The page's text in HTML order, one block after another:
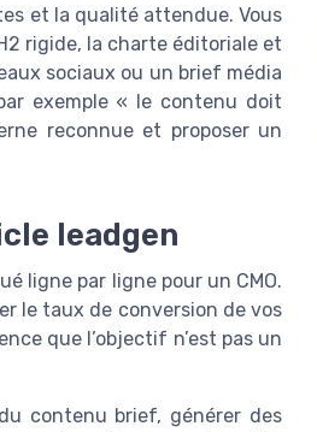
et la qualité attendue. Vous
rigide, la charte éditoriale et
sociaux ou un brief média
exemple « le contenu doit
reconnue et proposer un
leadgen
ligne par ligne pour un CMO.
le taux de conversion de vos
que l’objectif n’est pas un
contenu brief, générer des